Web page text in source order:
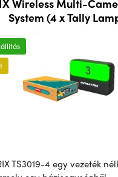
Wireless Multi-
System (4 x Tally
TS3019-4 egy vezeték